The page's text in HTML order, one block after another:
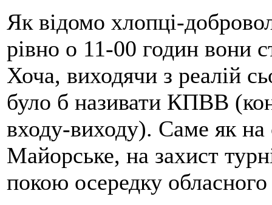
Як відомо хлопці-
рівно о 11-00 годин вони
Хоча, виходячи з реалій
було б називати КПВВ
входу-виходу). Саме як
Майорське, на захист
покою осередку